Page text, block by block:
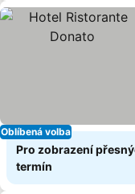
Oblíbená volba
Pro zobrazení
termín